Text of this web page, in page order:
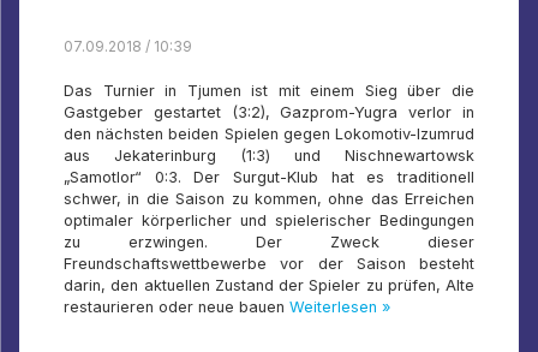
07.09.2018 / 10:39
Das Turnier in Tjumen ist mit einem Sieg über die
Gastgeber gestartet (3:2), Gazprom-Yugra verlor in
den nächsten beiden Spielen gegen Lokomotiv-Izumrud
aus Jekaterinburg (1:3) und Nischnewartowsk
„Samotlor“ 0:3. Der Surgut-Klub hat es traditionell
schwer, in die Saison zu kommen, ohne das Erreichen
optimaler körperlicher und spielerischer Bedingungen
zu erzwingen. Der Zweck dieser
Freundschaftswettbewerbe vor der Saison besteht
darin, den aktuellen Zustand der Spieler zu prüfen, Alte
restaurieren oder neue bauen Weiterlesen »